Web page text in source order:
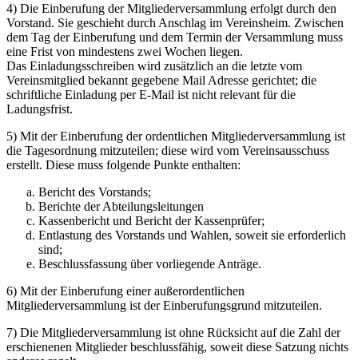
4) Die Einberufung der Mitgliederversammlung erfolgt durch den
Vorstand. Sie geschieht durch Anschlag im Vereinsheim. Zwischen
dem Tag der Einberufung und dem Termin der Versammlung muss
eine Frist von mindestens zwei Wochen liegen.
Das Einladungsschreiben wird zusätzlich an die letzte vom
Vereinsmitglied bekannt gegebene Mail Adresse gerichtet; die
schriftliche Einladung per E-Mail ist nicht relevant für die
Ladungsfrist.
5) Mit der Einberufung der ordentlichen Mitgliederversammlung ist
die Tagesordnung mitzuteilen; diese wird vom Vereinsausschuss
erstellt. Diese muss folgende Punkte enthalten:
Bericht des Vorstands;
Berichte der Abteilungsleitungen
Kassenbericht und Bericht der Kassenprüfer;
Entlastung des Vorstands und Wahlen, soweit sie erforderlich
sind;
Beschlussfassung über vorliegende Anträge.
6) Mit der Einberufung einer außerordentlichen
Mitgliederversammlung ist der Einberufungsgrund mitzuteilen.
7) Die Mitgliederversammlung ist ohne Rücksicht auf die Zahl der
erschienenen Mitglieder beschlussfähig, soweit diese Satzung nichts